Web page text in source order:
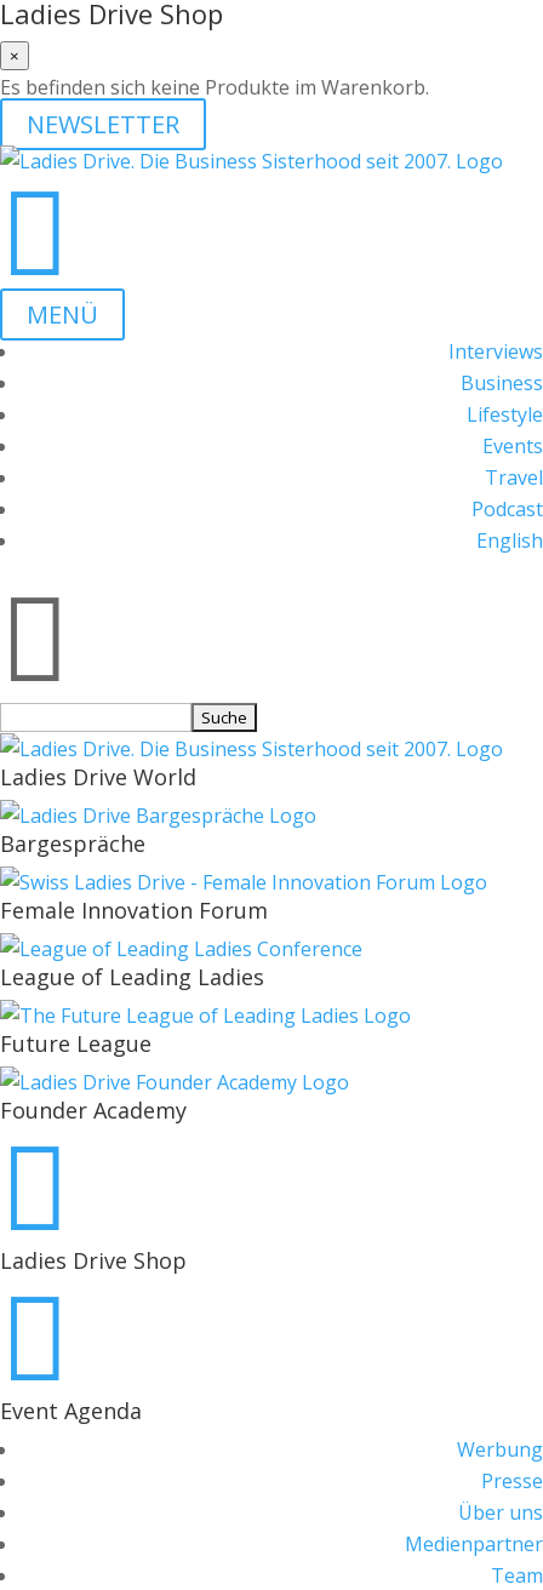
Ladies Drive Shop
×
Es befinden sich keine Produkte im Warenkorb.
NEWSLETTER

MENÜ
Interviews
Business
Lifestyle
Events
Travel
Podcast
English

nach:
Ladies Drive World
Bargespräche
Female Innovation Forum
League of Leading Ladies
Future League
Founder Academy

Ladies Drive Shop

Event Agenda
Werbung
Presse
Über uns
Medienpartner
Team